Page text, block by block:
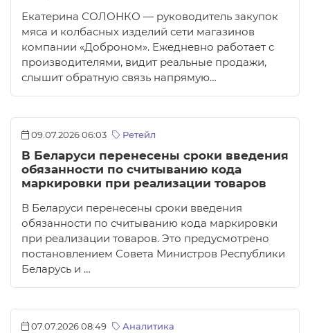
Екатерина СОЛОНКО — руководитель закупок
мяса и колбасных изделий сети магазинов
компании «Доброном». Ежедневно работает с
производителями, видит реальные продажи,
слышит обратную связь напрямую…
09.07.2026 06:03 Ретейл
В Беларуси перенесены сроки введения
обязанности по считыванию кода
маркировки при реализации товаров
В Беларуси перенесены сроки введения
обязанности по считыванию кода маркировки
при реализации товаров. Это предусмотрено
постановлением Совета Министров Республики
Беларусь и …
07.07.2026 08:49 Аналитика